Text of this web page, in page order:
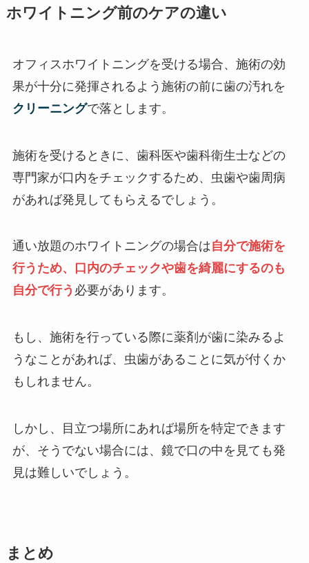
ホワイトニング前のケアの違い
オフィスホワイトニングを受ける場合、施術の効
果が十分に発揮されるよう施術の前に歯の汚れを
クリーニングで落とします。
施術を受けるときに、歯科医や歯科衛生士などの
専門家が口内をチェックするため、虫歯や歯周病
があれば発見してもらえるでしょう。
通い放題のホワイトニングの場合は自分で施術を
行うため、口内のチェックや歯を綺麗にするのも
自分で行う 必要があります。
もし、施術を行っている際に薬剤が歯に染みるよ
うなことがあれば、虫歯があることに気が付くか
もしれません。
しかし、目立つ場所にあれば場所を特定できます
が、そうでない場合には、鏡で口の中を見ても発
見は難しいでしょう。
まとめ